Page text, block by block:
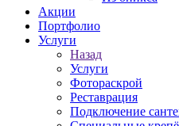
Акции
Портфолио
Услуги
Назад
Услуги
Фотораскрой
Реставрация
Подключение